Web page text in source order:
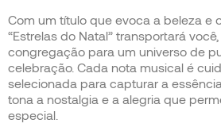
Com um título que evoca a beleza e
“Estrelas do Natal” transportará
congregação para um universo de
celebração. Cada nota musical é
selecionada para capturar a
tona a nostalgia e a alegria que
especial.